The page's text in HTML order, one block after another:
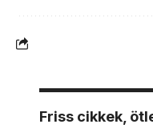
Friss cikkek,